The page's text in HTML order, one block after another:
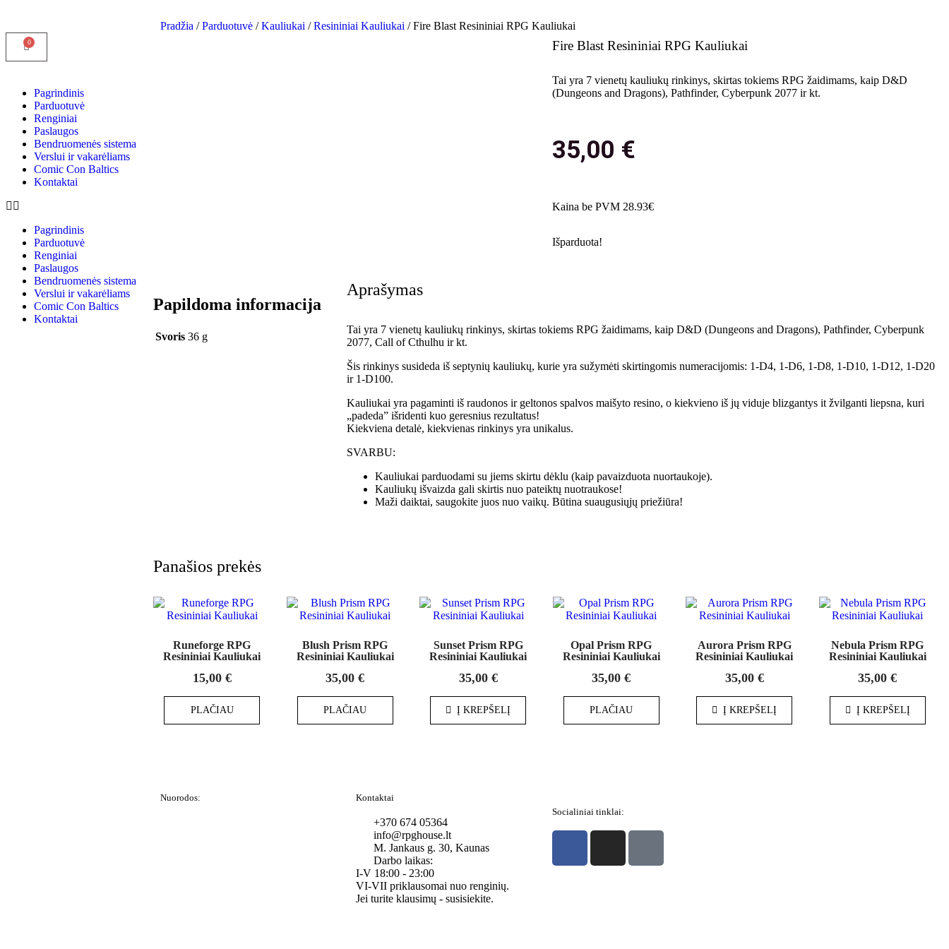
Pagrindinis
Parduotuvė
Renginiai
Paslaugos
Bendruomenės sistema
Verslui ir vakarėliams
Comic Con Baltics
Kontaktai
Pagrindinis
Parduotuvė
Renginiai
Paslaugos
Bendruomenės sistema
Verslui ir vakarėliams
Comic Con Baltics
Kontaktai
Pradžia /Parduotuvė /Kauliukai /Resininiai Kauliukai / Fire Blast Resininiai RPG Kauliukai
Fire Blast Resininiai RPG Kauliukai
Tai yra 7 vienetų kauliukų rinkinys, skirtas tokiems RPG žaidimams, kaip D&D
(Dungeons and Dragons), Pathfinder, Cyberpunk 2077 ir kt.
35,00 €
Kaina be PVM 28.93€
Išparduota!
Papildoma informacija
Svoris 36 g
Aprašymas
Tai yra 7 vienetų kauliukų rinkinys, skirtas tokiems RPG žaidimams, kaip D&D (Dungeons and Dragons), Pathfinder, Cyberpunk
2077, Call of Cthulhu ir kt.
Šis rinkinys susideda iš septynių kauliukų, kurie yra sužymėti skirtingomis numeracijomis: 1-D4, 1-D6, 1-D8, 1-D10, 1-D12, 1-D20
ir 1-D100.
Kauliukai yra pagaminti iš raudonos ir geltonos spalvos maišyto resino, o kiekvieno iš jų viduje blizgantys it žvilganti liepsna, kuri
„padeda” išridenti kuo geresnius rezultatus!
Kiekviena detalė, kiekvienas rinkinys yra unikalus.
SVARBU:
Kauliukai parduodami su jiems skirtu dėklu (kaip pavaizduota nuortaukoje).
Kauliukų išvaizda gali skirtis nuo pateiktų nuotraukose!
Maži daiktai, saugokite juos nuo vaikų. Būtina suaugusiųjų priežiūra!
Panašios prekės
Runeforge RPG
Resininiai Kauliukai
15,00 €
PLAČIAU
Blush Prism RPG
Resininiai Kauliukai
35,00€
PLAČIAU
Sunset Prism RPG
Resininiai Kauliukai
35,00 €
Į KREPŠELĮ
Opal Prism RPG
Resininiai Kauliukai
35,00€
PLAČIAU
Aurora Prism RPG
Resininiai Kauliukai
35,00 €
Į KREPŠELĮ
Nebula Prism RPG
Resininiai Kauliukai
35,00€
Į KREPŠELĮ
Nuorodos: Kontaktai
+370 674 05364
info@rpghouse.lt
M. Jankaus g. 30, Kaunas
Darbo laikas:
I-V 18:00 - 23:00
VI-VII priklausomai nuo renginių.
Jei turite klausimų - susisiekite.
Socialiniai tinklai: